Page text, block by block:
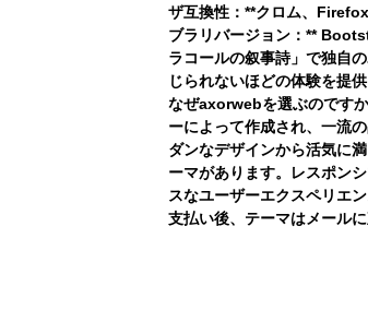
ザ互換性：**クロム、
ブラリバージョン：**
ラコールの叙事詩」で独自
じられないほどの体験を提供
なぜaxorwebを選ぶのです
ーによって作成され、一流
ダンなデザインから活気に
ーマがあります。レスポン
スなユーザーエクスペリエ
支払い後、テーマはメール